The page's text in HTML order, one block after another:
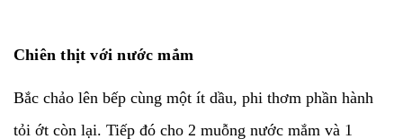
Chiên thịt với nước mắm
Bắc chảo lên bếp cùng một ít dầu, phi thơm phần hành
tỏi ớt còn lại. Tiếp đó cho 2 muỗng nước mắm và 1